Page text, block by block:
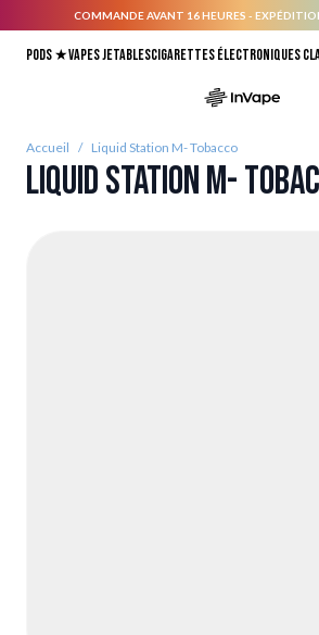
COMMANDE AVANT 16 HEURES -
Pods ★Vapes jetablesCigarettes électroniques
Accueil / Liquid Station M- Tobacco
Liquid Station M-